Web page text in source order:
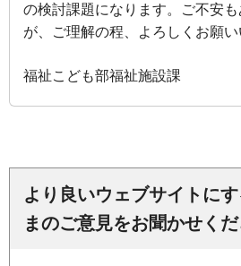
の検討課題になります。ご不安
が、ご理解の程、よろしくお願い
福祉こども部福祉施設課
より良いウェブサイトに
まのご意見をお聞かせく